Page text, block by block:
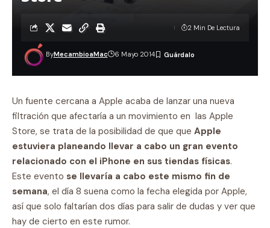
ByMecambioaMac 6 Mayo 2014
2 Min De Lectura
Un fuente cercana a Apple acaba de lanzar una nueva
filtración que afectaría a un movimiento en las Apple
Store, se trata de la posibilidad de que que Apple
estuviera planeando llevar a cabo un gran evento
relacionado con el iPhone en sus tiendas físicas.
Este evento se llevaría a cabo este mismo fin de
semana, el día 8 suena como la fecha elegida por Apple,
así que solo faltarían dos días para salir de dudas y ver que
hay de cierto en este rumor.